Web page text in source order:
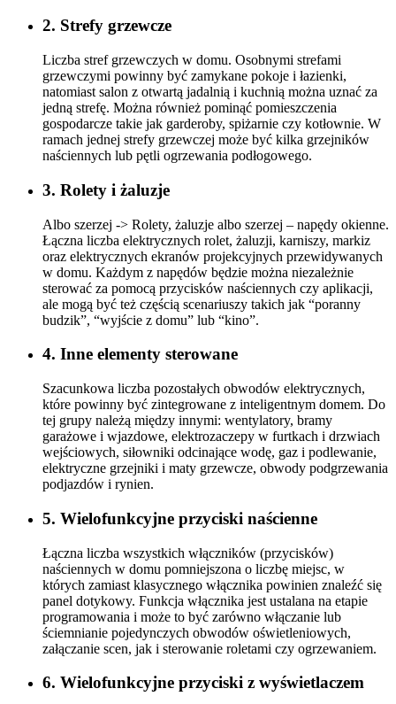
2. Strefy grzewcze
Liczba stref grzewczych w domu. Osobnymi strefami
grzewczymi powinny być zamykane pokoje i łazienki,
natomiast salon z otwartą jadalnią i kuchnią można uznać za
jedną strefę. Można również pominąć pomieszczenia
gospodarcze takie jak garderoby, spiżarnie czy kotłownie. W
ramach jednej strefy grzewczej może być kilka grzejników
naściennych lub pętli ogrzewania podłogowego.
3. Rolety i żaluzje
Albo szerzej -> Rolety, żaluzje albo szerzej – napędy okienne.
Łączna liczba elektrycznych rolet, żaluzji, karniszy, markiz
oraz elektrycznych ekranów projekcyjnych przewidywanych
w domu. Każdym z napędów będzie można niezależnie
sterować za pomocą przycisków naściennych czy aplikacji,
ale mogą być też częścią scenariuszy takich jak “poranny
budzik”, “wyjście z domu” lub “kino”.
4. Inne elementy sterowane
Szacunkowa liczba pozostałych obwodów elektrycznych,
które powinny być zintegrowane z inteligentnym domem. Do
tej grupy należą między innymi: wentylatory, bramy
garażowe i wjazdowe, elektrozaczepy w furtkach i drzwiach
wejściowych, siłowniki odcinające wodę, gaz i podlewanie,
elektryczne grzejniki i maty grzewcze, obwody podgrzewania
podjazdów i rynien.
5. Wielofunkcyjne przyciski naścienne
Łączna liczba wszystkich włączników (przycisków)
naściennych w domu pomniejszona o liczbę miejsc, w
których zamiast klasycznego włącznika powinien znaleźć się
panel dotykowy. Funkcja włącznika jest ustalana na etapie
programowania i może to być zarówno włączanie lub
ściemnianie pojedynczych obwodów oświetleniowych,
załączanie scen, jak i sterowanie roletami czy ogrzewaniem.
6. Wielofunkcyjne przyciski z wyświetlaczem